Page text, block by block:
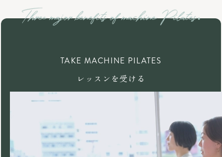
TAKE MACHINE PILATES
レッスンを受ける